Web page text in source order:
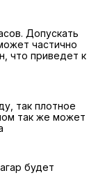
Допускать
частично
что приведет к
так плотное
так же может
будет